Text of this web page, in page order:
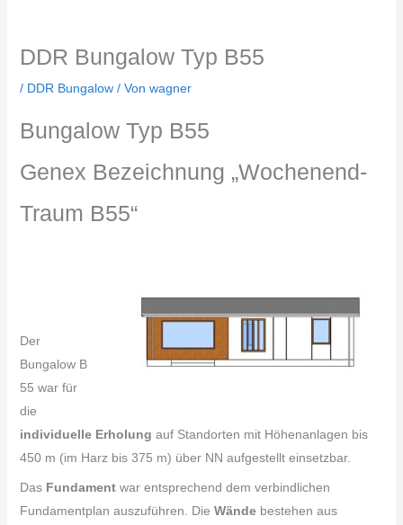
DDR Bungalow Typ B55
/ DDR Bungalow/ Von wagner
Bungalow Typ B55
Genex Bezeichnung „Wochenend-
Traum B55“
Der
Bungalow B
55 war für
die
individuelle Erholung auf Standorten mit Höhenanlagen bis
450 m (im Harz bis 375 m) über NN aufgestellt einsetzbar.
Das Fundamentwar entsprechend dem verbindlichen
Fundamentplan auszuführen. Die Wändebestehen aus